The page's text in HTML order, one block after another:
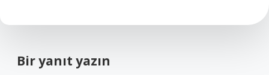
Bir yanıt yazın